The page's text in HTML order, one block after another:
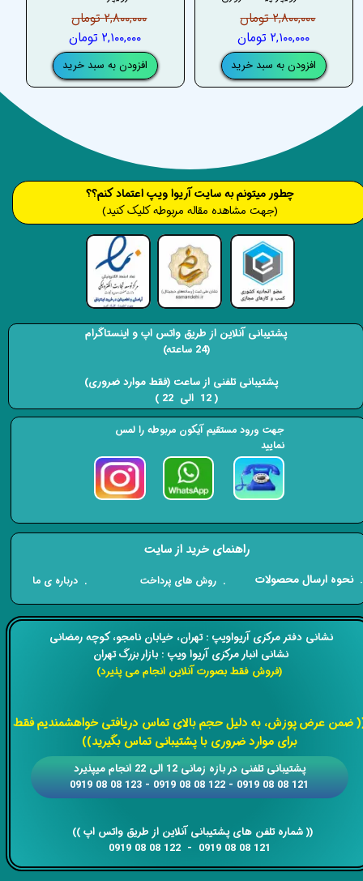
۲,۸۰۰,۰۰۰ تومان
۲,۱۰۰,۰۰۰ تومان
افزودن به سبد خرید
۲,۸۰۰,۰۰۰ تومان
۲,۱۰۰,۰۰۰ تومان
افزودن به سبد خرید
​​نشانی دفتر مرکزی آریواویپ : تهران، خیابان نامجو،کوچه رمضانی
نشانی انبار مرکزی آریوا ویپ : بازار بزرگ تهران
(فروش فقط بصورت آنلاین انجام می پذیرد)
ضمن عرض پوزش، به دلیل حجم بالای تماس دریافتی خواهشمندیم فقط
برای موارد ضروری با پشتیبانی تماس بگیرید))
​​​​​​​​​​​​​​(( ​​​​​​​شماره تلفن های پشتیبانی آنلاین از طریق واتس اپ ))
​​​​​​​121 08 08 0919 - 122 08 08 0919
​​پشتیبانی تلفنی در بازه زمانی 12 الی 22 انجام میپذیرد
121 08 08 0919 - 122 08 08 0919 - 123 08 08 0919
​​​چطور میتونم به سایت آریوا ویپ اعتماد کنم؟؟
(جهت مشاهده مقاله مربوطه کلیک کنید)
راهنمای خرید از سایت
​. نحوه ارسال محصولات . روش های پرداخت . درباره ی ما
پشتیبانی آنلاین از طریق واتس اپ و اینستاگرام
(24 ساعته)
​​​​​​​ پشتیبانی تلفنی از ساعت (فقط موارد ضروری)
( 12 الی 22 ) ​​​​​​​
جهت ورود مستقیم آیکون مربوطه را لمس
نمایید